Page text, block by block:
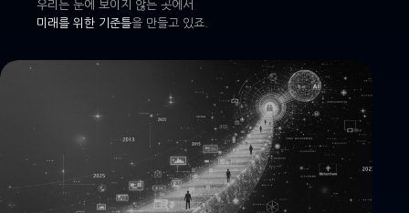
우리는 눈에 보이지 않는 곳에서
미래를 위한 기준틀을 만들고 있죠.